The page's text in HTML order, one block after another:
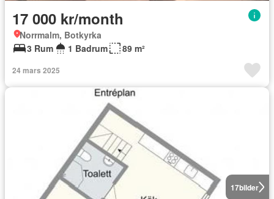
17 000 kr/month
Norrmalm, Botkyrka
3 Rum
1 Badrum 89 m²
24 mars 2025
17bilder